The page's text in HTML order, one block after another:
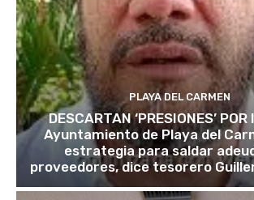
PLAYA DEL CARMEN
DESCARTAN ‘PRESIONES’ POR
Ayuntamiento de Playa del
estrategia para saldar
proveedores, dice tesorero